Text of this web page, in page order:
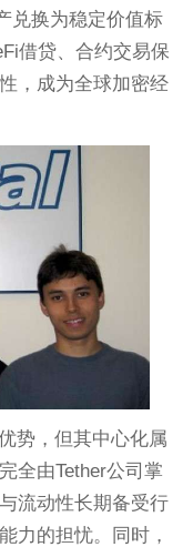
兑换为稳定价值标
借贷、合约交易保
，成为全球加密经
势，但其中心化属
全由Tether公司掌
流动性长期备受行
力的担忧。同时，